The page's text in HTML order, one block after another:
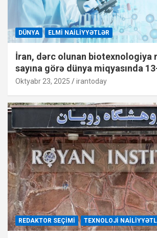
DÜNYA ELMI NAILIYYƏTLƏR
İran, dərc olunan biotexnologiya
sayına görə dünya miqyasında
Oktyabr 23, 2025 irantoday
REDAKTOR SEÇIMI TEXNOLOJI